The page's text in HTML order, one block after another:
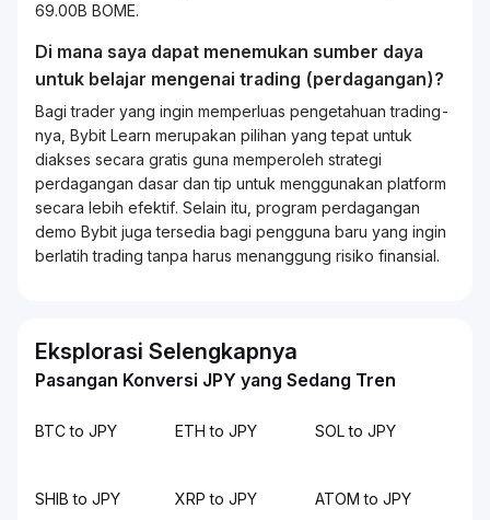
69.00B BOME.
Di mana saya dapat menemukan sumber daya
untuk belajar mengenai trading (perdagangan)?
Bagi trader yang ingin memperluas pengetahuantrading-
nya, Bybit Learn merupakan pilihan yang tepat untuk
diakses secara gratis guna memperoleh strategi
perdagangan dasar dan tip untuk menggunakan platform
secara lebih efektif. Selain itu, program perdagangan
demo Bybit juga tersedia bagi pengguna baru yang ingin
berlatihtradingtanpa harus menanggung risiko finansial.
Eksplorasi Selengkapnya
Pasangan Konversi JPY yang Sedang Tren
BTC to JPY ETH to JPY SOL to JPY
SHIB to JPY XRP to JPY ATOM to JPY